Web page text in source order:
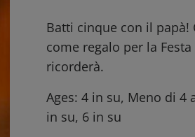
Batti cinque con il
come regalo per la
ricorderà.
Ages: 4 in su, Meno di 4
in su, 6 in su